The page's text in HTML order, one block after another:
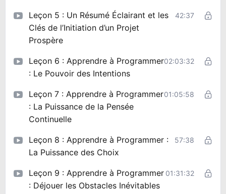
Leçon 5 : Un Résumé Éclairant et les
Clés de l’Initiation d’un Projet
Prospère
42:37
Leçon 6 : Apprendre à Programmer
: Le Pouvoir des Intentions
02:03:32
Leçon 7 : Apprendre à Programmer
: La Puissance de la Pensée
Continuelle
01:05:58
Leçon 8 : Apprendre à Programmer :
La Puissance des Choix
57:38
Leçon 9 : Apprendre à Programmer
: Déjouer les Obstacles Inévitables
01:31:32